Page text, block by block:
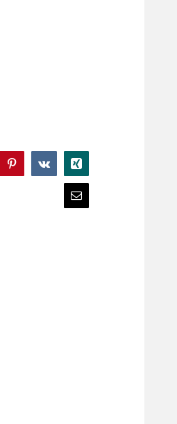
PinterestVk Xing
Email